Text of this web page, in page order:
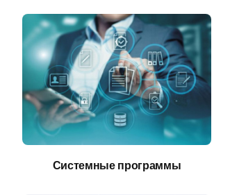
Системные программы